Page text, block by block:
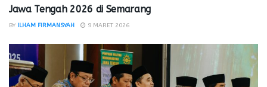
Jawa Tengah 2026 di Semarang
BY ILHAM FIRMANSYAH 9 MARET 2026